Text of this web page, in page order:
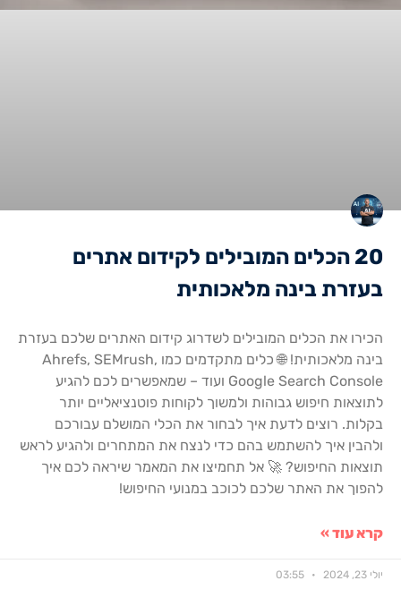
20 הכלים המובילים לקידום אתרים
בעזרת בינה מלאכותית
הכירו את הכלים המובילים לשדרוג קידום האתרים שלכם בעזרת
בינה מלאכותית! 🌐 כלים מתקדמים כמו Ahrefs, SEMrush,
Google Search Console ועוד – שמאפשרים לכם להגיע
לתוצאות חיפוש גבוהות ולמשוך לקוחות פוטנציאליים יותר
בקלות. רוצים לדעת איך לבחור את הכלי המושלם עבורכם
ולהבין איך להשתמש בהם כדי לנצח את המתחרים ולהגיע לראש
תוצאות החיפוש? 🚀 אל תחמיצו את המאמר שיראה לכם איך
להפוך את האתר שלכם לכוכב במנועי החיפוש!
קרא עוד »
יולי 23, 2024